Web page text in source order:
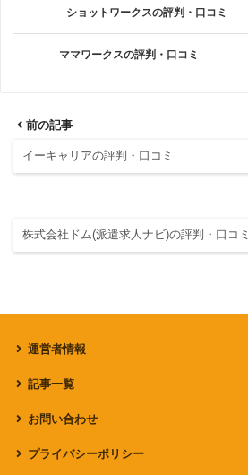
ショットワークスの評判・口コミ
ママワークスの評判・口コミ
前の記事
イーキャリアの評判・口コミ
株式会社ドム(派遣求人ナビ)の評判・口コミ
運営者情報
記事一覧
お問い合わせ
プライバシーポリシー